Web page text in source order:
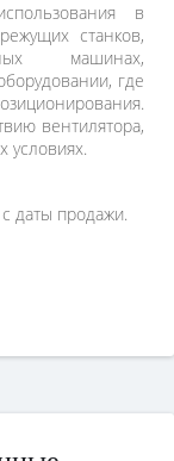
в
станков,
машинах,
где
вентилятора,
условиях.
даты продажи.